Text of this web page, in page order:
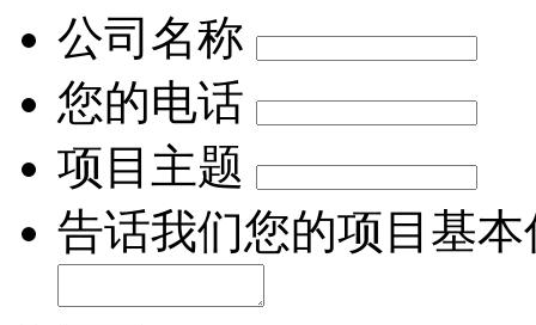
公司名称
您的电话
项目主题
告话我们您的项目基本